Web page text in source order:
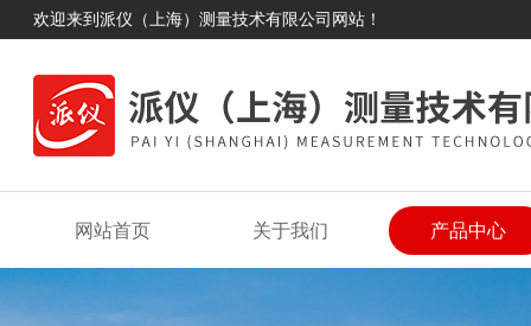
欢迎来到派仪（上海）测量技术有限公司网站！
网站首页 关于我们 产品中心